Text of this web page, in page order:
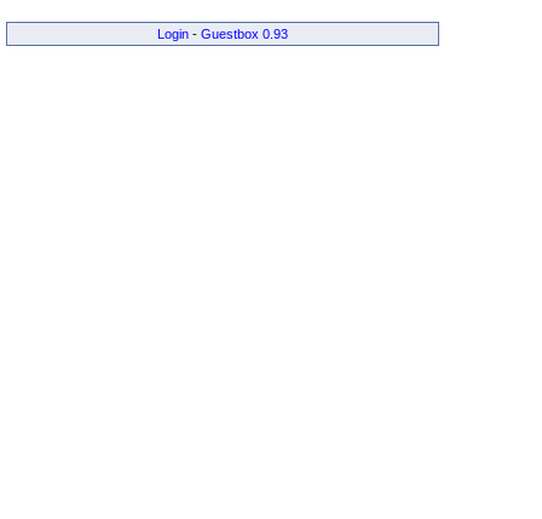
Login - Guestbox 0.93